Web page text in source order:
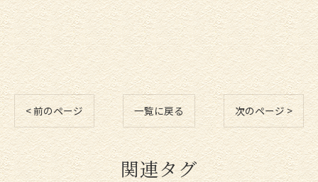
< 前のページ 一覧に戻る 次のページ >
関連タグ